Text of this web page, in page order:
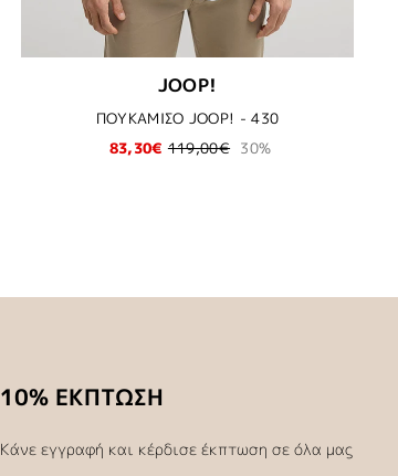
JOOP!
ΠΟΥΚΑΜΙΣΟ JOOP! - 430
83,30€ 119,00€ 30%
10% ΕΚΠΤΩΣΗ
Κάνε εγγραφή και κέρδισε έκπτωση σε όλα μας